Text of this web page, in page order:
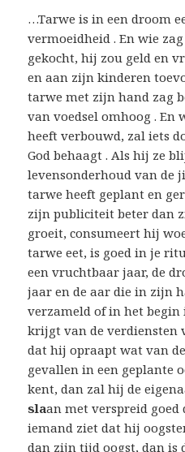
…Tarwe is in een droom
vermoeidheid . En wie
gekocht, hij zou geld en
en aan zijn kinderen
tarwe met zijn hand zag
van voedsel omhoog .
heeft verbouwd, zal iets
God behaagt . Als hij ze
levensonderhoud van de
tarwe heeft geplant en
zijn publiciteit beter dan
groeit, consumeert hij
tarwe eet, is goed in je
een vruchtbaar jaar, de
jaar en de aar die in zijn
verzameld of in het begin
krijgt van de verdiensten
dat hij opraapt wat van
gevallen in een geplante
kent, dan zal hij de
slaan met verspreid
iemand ziet dat hij
dan zijn tijd oogst, dan is